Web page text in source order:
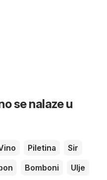
se nalaze u
Piletina
Sir
Bomboni
Ulje